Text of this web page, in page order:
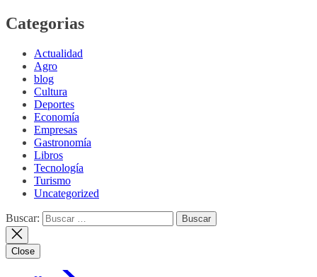
Categorias
Actualidad
Agro
blog
Cultura
Deportes
Economía
Empresas
Gastronomía
Libros
Tecnología
Turismo
Uncategorized
Buscar:
Close